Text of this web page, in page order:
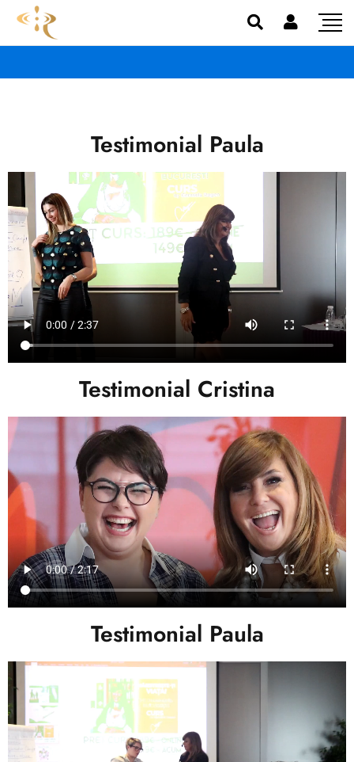
Testimonial Paula
Testimonial Cristina
Testimonial Paula